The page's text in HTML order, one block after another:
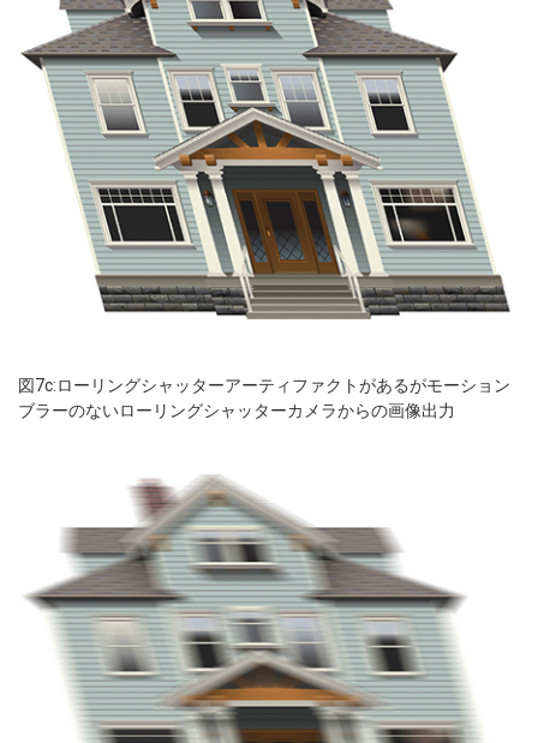
図7c:ローリングシャッターアーティファクトがあるがモーション
ブラーのないローリングシャッターカメラからの画像出力